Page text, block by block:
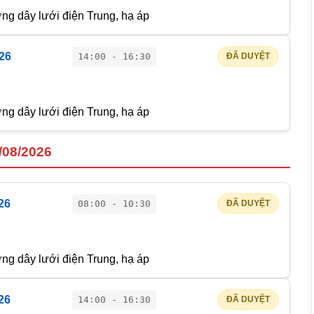
dây lưới điện Trung, hạ áp
14:00 - 16:30 ĐÃ DUYỆT
dây lưới điện Trung, hạ áp
2026
08:00 - 10:30 ĐÃ DUYỆT
dây lưới điện Trung, hạ áp
14:00 - 16:30 ĐÃ DUYỆT